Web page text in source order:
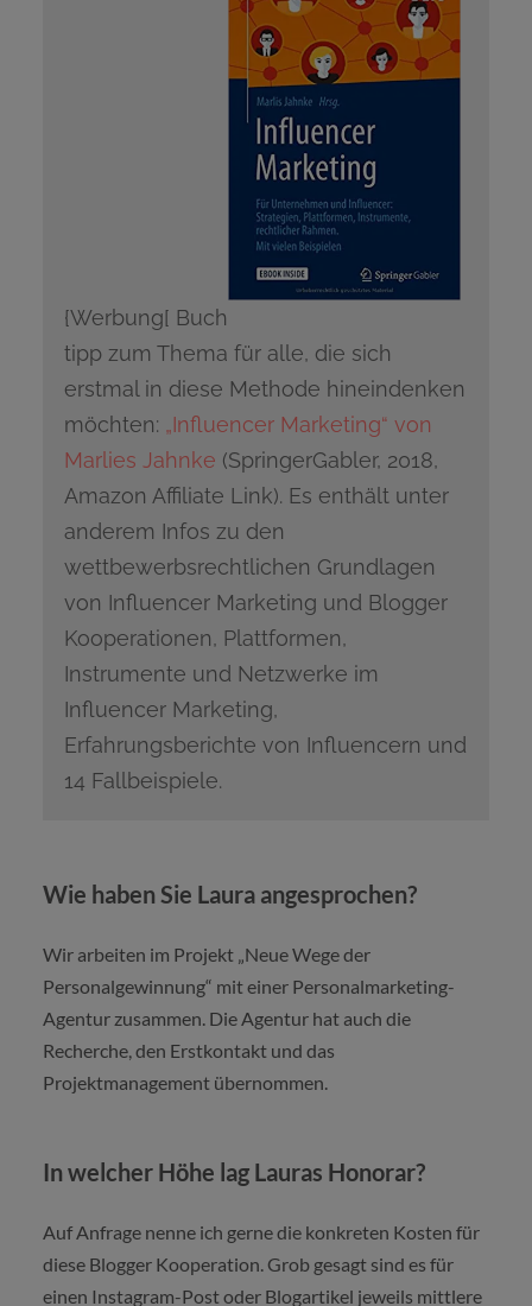
{Werbung[ Buch
tipp zum Thema für alle, die sich
erstmal in diese Methode hineindenken
möchten: „Influencer Marketing“ von
Marlies Jahnke (SpringerGabler, 2018,
Amazon Affiliate Link). Es enthält unter
anderem Infos zu den
wettbewerbsrechtlichen Grundlagen
von Influencer Marketing und Blogger
Kooperationen, Plattformen,
Instrumente und Netzwerke im
Influencer Marketing,
Erfahrungsberichte von Influencern und
14 Fallbeispiele.
Wie haben Sie Laura angesprochen?
Wir arbeiten im Projekt „Neue Wege der
Personalgewinnung“ mit einer Personalmarketing-
Agentur zusammen. Die Agentur hat auch die
Recherche, den Erstkontakt und das
Projektmanagement übernommen.
In welcher Höhe lag Lauras Honorar?
Auf Anfrage nenne ich gerne die konkreten Kosten für
diese Blogger Kooperation. Grob gesagt sind es für
einen Instagram-Post oder Blogartikel jeweils mittlere